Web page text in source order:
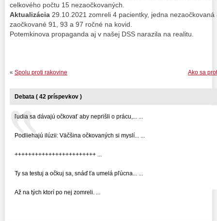
celkového počtu 15 nezaočkovaných.
Aktualizácia 29.10.2021 zomreli 4 pacientky, jedna
zaočkované 91, 93 a 97 ročné na kovid.
Potemkinova propaganda aj v našej DSS narazila na realitu.
Ako sa
« Spolu proti rakovine
Debata ( 42 príspevkov )
ľudia sa dávajú očkovať aby neprišli o prácu,... ...
Podliehajú ilúzii: Väčšina očkovaných si myslí... ...
++++++++++++++++++++++++ ...
Ty sa testuj a očkuj sa, snáď ťa umelá pľúcna... ...
Až na tých ktorí po nej zomreli. ...